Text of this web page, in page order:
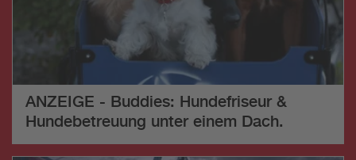
ANZEIGE - Buddies: Hundefriseur &
Hundebetreuung unter einem Dach.